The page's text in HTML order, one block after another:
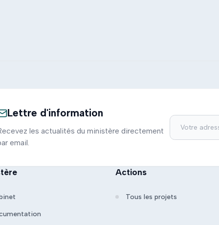
Lettre d'information
les actualités du ministère directement
email.
Actions
Tous les projets